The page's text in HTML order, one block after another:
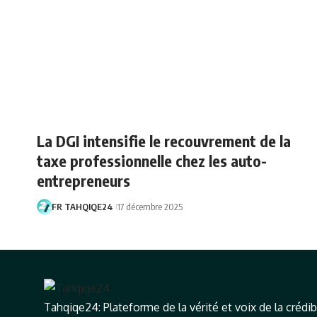
La DGI intensifie le recouvrement de la
taxe professionnelle chez les auto-
entrepreneurs
FR TAHQIQE24 17 décembre 2025
Tahqiqe24: Plateforme de la vérité et voix de la